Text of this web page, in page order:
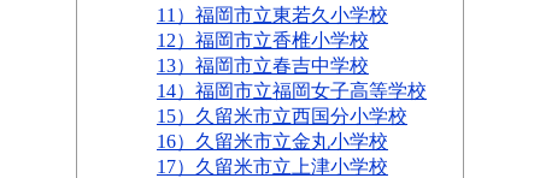
11）福岡市立東若久小学校
12）福岡市立香椎小学校
13）福岡市立春吉中学校
14）福岡市立福岡女子高等学校
15）久留米市立西国分小学校
16）久留米市立金丸小学校
17）久留米市立上津小学校